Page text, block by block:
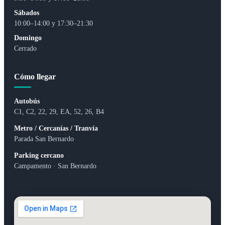
Sábados
10:00–14:00 y 17:30–21:30
Domingo
Cerrado
Cómo llegar
Autobús
C1, C2, 22, 29, EA, 52, 26, B4
Metro / Cercanías / Tranvía
Parada San Bernardo
Parking cercano
Campamento · San Bernardo